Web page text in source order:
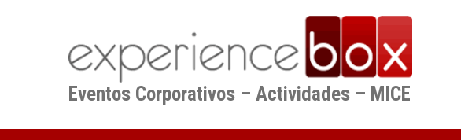
Eventos Corporativos – Actividades – MICE